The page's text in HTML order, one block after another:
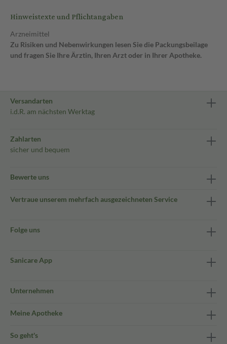
Hinweistexte und Pflichtangaben
Arzneimittel
Zu Risiken und Nebenwirkungen lesen Sie die Packungsbeilage
und fragen Sie Ihre Ärztin, Ihren Arzt oder in Ihrer Apotheke.
Versandarten
i.d.R. am nächsten Werktag
Zahlarten
sicher und bequem
Bewerte uns
Vertraue unserem mehrfach ausgezeichneten Service
Folge uns
Sanicare App
Unternehmen
Meine Apotheke
So geht's